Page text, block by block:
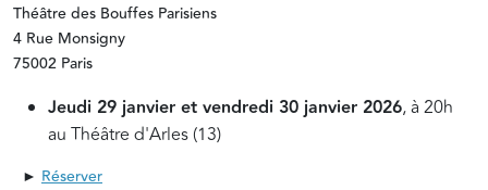
Théâtre des Bouffes Parisiens
4 Rue Monsigny
75002 Paris
Jeudi 29 janvier et vendredi 30 janvier 2026, à 20h
au Théâtre d'Arles (13)
► Réserver